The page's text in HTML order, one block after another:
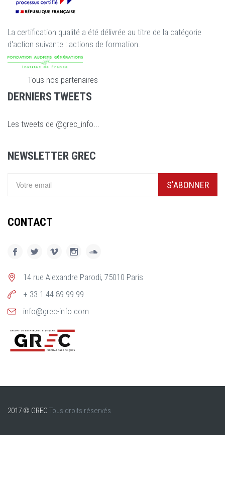
La certification qualité a été délivrée au titre de la catégorie
d'action suivante : actions de formation.
Tous nos partenaires
DERNIERS TWEETS
Les tweets de @grec_info...
NEWSLETTER GREC
S'ABONNER
CONTACT
14 rue Alexandre Parodi, 75010 Paris
+ 33 1 44 89 99 99
info@grec-info.com
2017 © GREC Tous droits réservés